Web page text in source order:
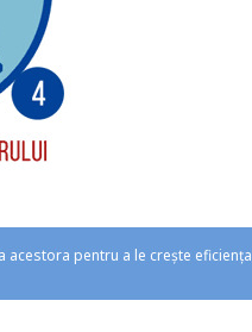
acestora pentru a le crește eficiența